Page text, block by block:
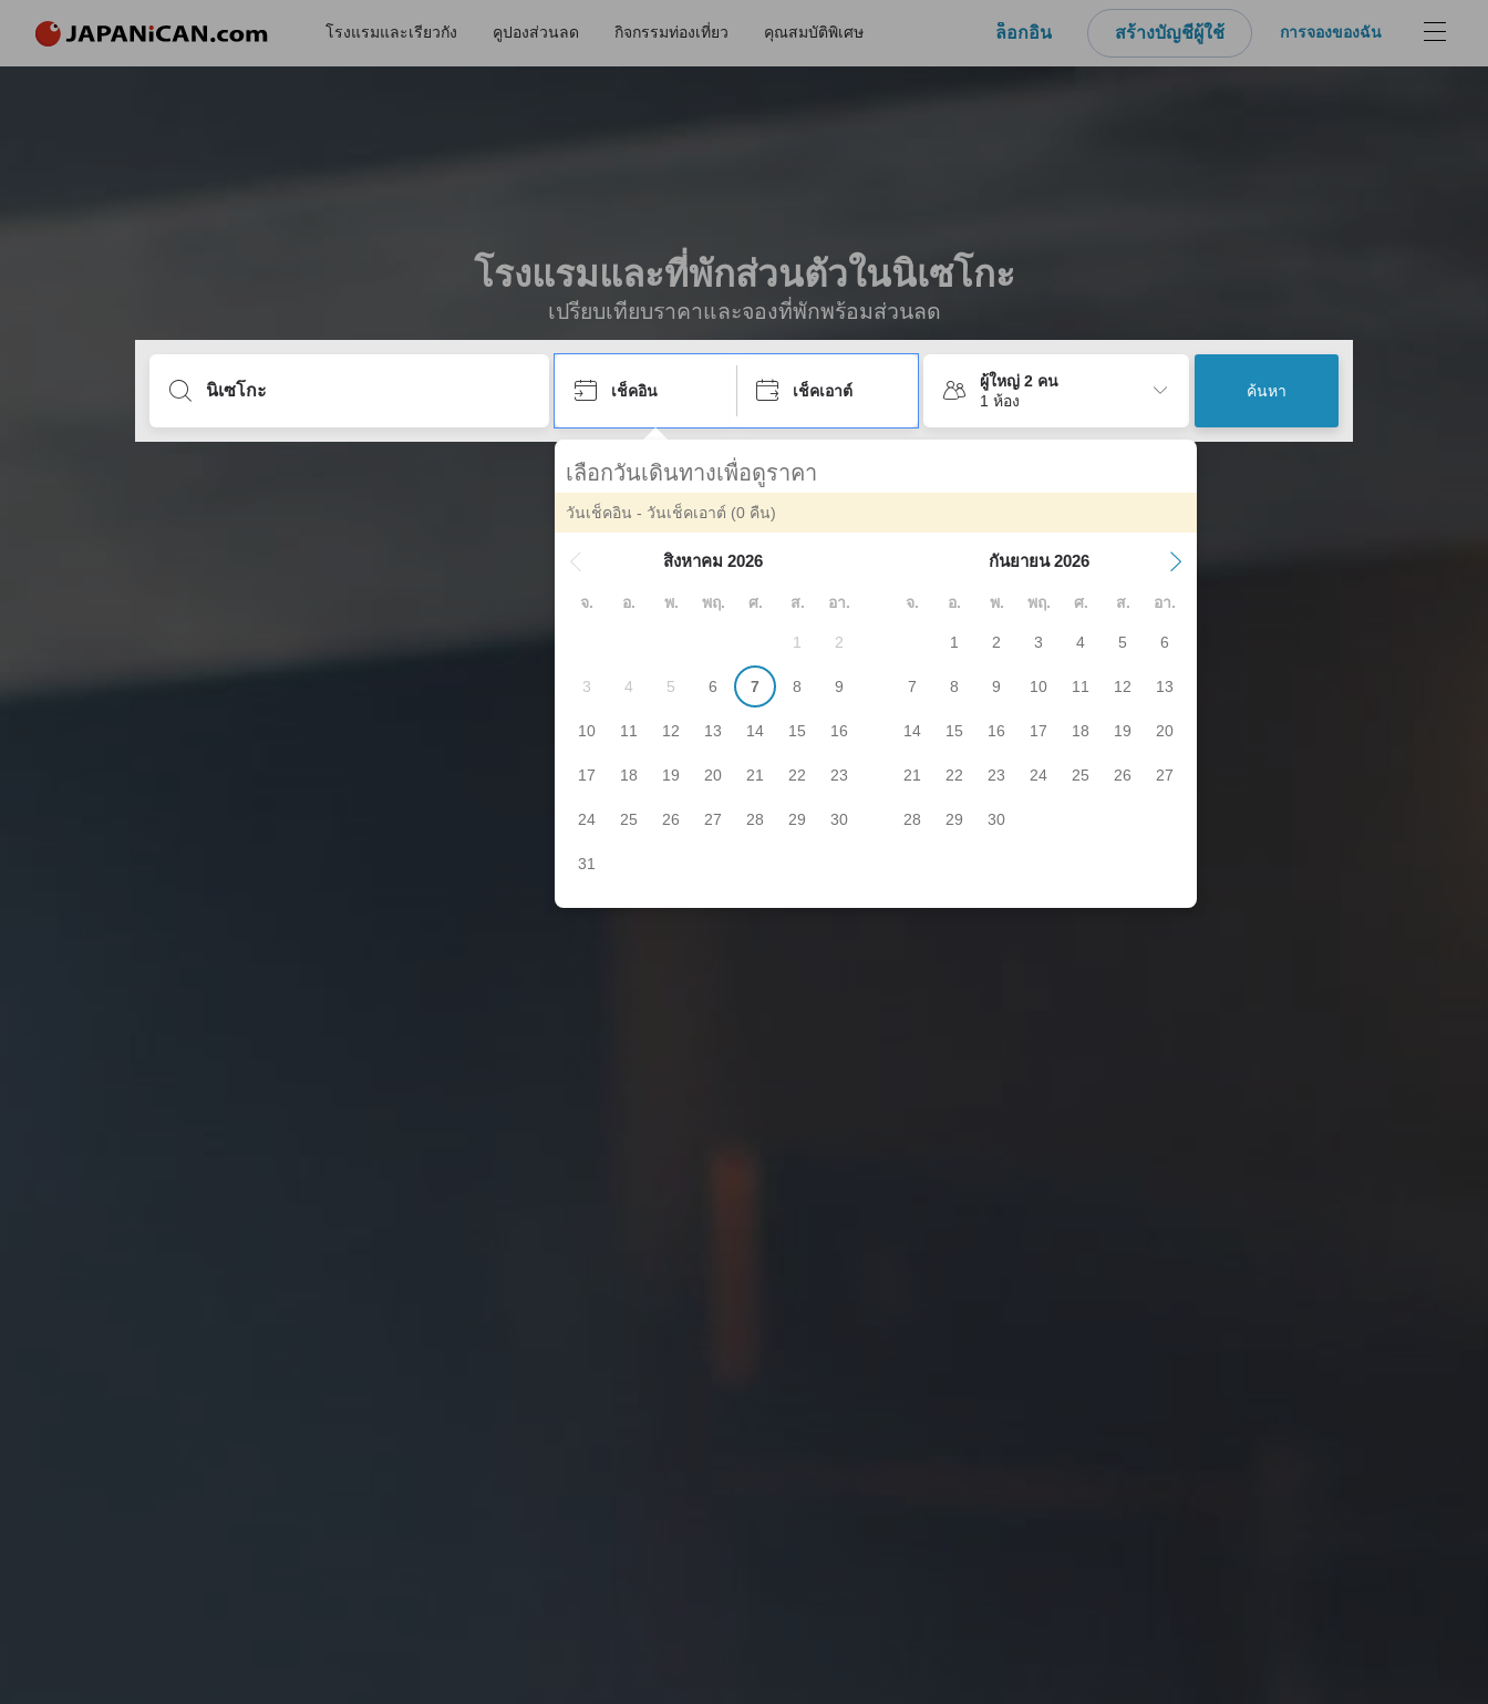
โรงแรมและเรียวกัง คูปองส่วนลด กิจกรรมท่องเที่ยว คุณสมบัติพิเศษ ล็อกอิน สร้างบัญชีผู้ใช้ การจองของฉัน
โรงแรมและที่พักส่วนตัวในนิเซโกะ
เปรียบเทียบราคาและจองที่พักพร้อมส่วนลด
เช็คอิน เช็คเอาต์
ผู้ใหญ่ 2 คน
1 ห้อง
ค้นหา
เลือกวันเดินทางเพื่อดูราคา
วันเช็คอิน - วันเช็คเอาต์ (0 คืน)
สิงหาคม 2026
จ. อ. พ. พฤ. ศ. ส. อา.
1 2
3 4 5 6 7 8 9
10 11 12 13 14 15 16
17 18 19 20 21 22 23
24 25 26 27 28 29 30
31
กันยายน 2026
จ. อ. พ. พฤ. ศ. ส. อา.
1 2 3 4 5 6
7 8 9 10 11 12 13
14 15 16 17 18 19 20
21 22 23 24 25 26 27
28 29 30